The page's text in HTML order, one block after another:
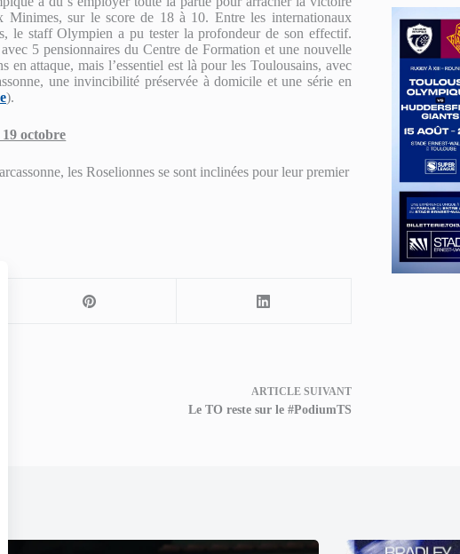
sur le score de 18 à 10. Entre les internationaux
staff Olympien a pu tester la profondeur de son effectif.
5 pensionnaires du Centre de Formation et une nouvelle
attaque, mais l’essentiel est là pour les Toulousains, avec
une invincibilité préservée à domicile et une série en
).
octobre
les Roselionnes se sont inclinées pour leur premier
ARTICLESUIVANT
Le TO reste sur le #PodiumTS